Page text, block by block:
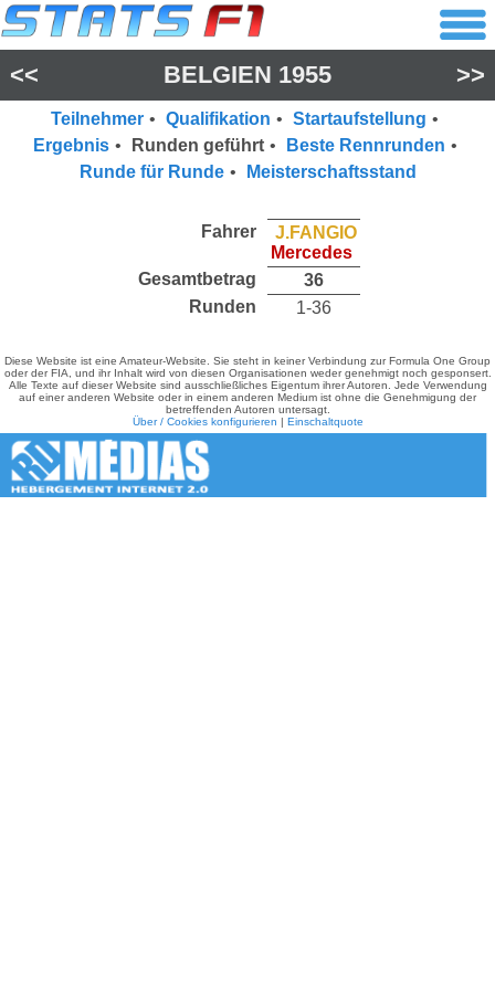
<< BELGIEN 1955 >>
Teilnehmer • Qualifikation • Startaufstellung •
Ergebnis • Runden geführt • Beste Rennrunden •
Runde für Runde • Meisterschaftsstand
Fahrer
J.FANGIO
Mercedes
Gesamtbetrag
36
Runden
1-36
Diese Website ist eine Amateur-Website. Sie steht in keiner Verbindung zur Formula One Group
oder der FIA, und ihr Inhalt wird von diesen Organisationen weder genehmigt noch gesponsert.
Alle Texte auf dieser Website sind ausschließliches Eigentum ihrer Autoren. Jede Verwendung
auf einer anderen Website oder in einem anderen Medium ist ohne die Genehmigung der
betreffenden Autoren untersagt.
Über / Cookies konfigurieren | Einschaltquote